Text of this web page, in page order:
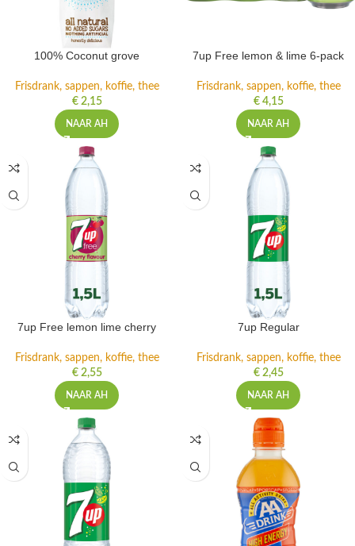
100% Coconut grove
Frisdrank, sappen, koffie, thee
€2,15
NAAR AH
7up Free lemon & lime 6-pack
Frisdrank, sappen, koffie, thee
€4,15
NAAR AH
7up Free lemon lime cherry
Frisdrank, sappen, koffie, thee
€2,55
NAAR AH
7up Regular
Frisdrank, sappen, koffie, thee
€2,45
NAAR AH